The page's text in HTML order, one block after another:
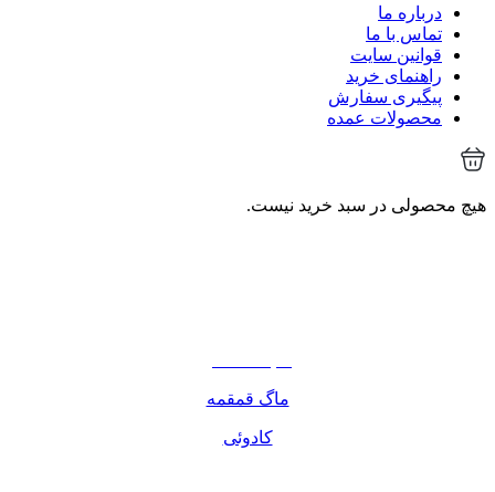
درباره ما
تماس با ما
قوانین سایت
راهنمای خرید
پیگیری سفارش
محصولات عمده
هیچ محصولی در سبد خرید نیست.
ماگ قمقمه
کادوئی